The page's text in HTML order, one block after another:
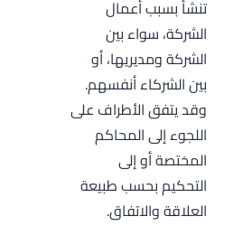
تنشأ بسبب أعمال
الشركة، سواء بين
الشركة ومديريها، أو
بين الشركاء أنفسهم.
وقد يتفق الأطراف على
اللجوء إلى المحاكم
المختصة أو إلى
التحكيم بحسب طبيعة
العلاقة والاتفاق.